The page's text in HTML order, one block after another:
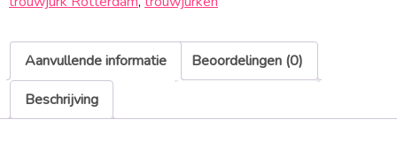
Aanvullende informatie
Beoordelingen (0)
Beschrijving